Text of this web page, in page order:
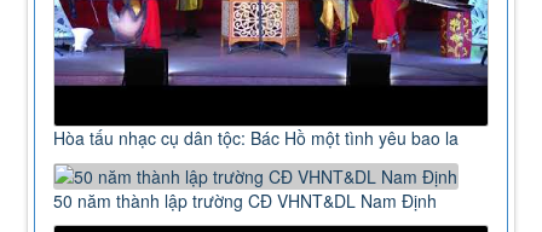
Hòa tấu nhạc cụ dân tộc: Bác Hồ một tình yêu bao la
50 năm thành lập trường CĐ VHNT&DL Nam Định